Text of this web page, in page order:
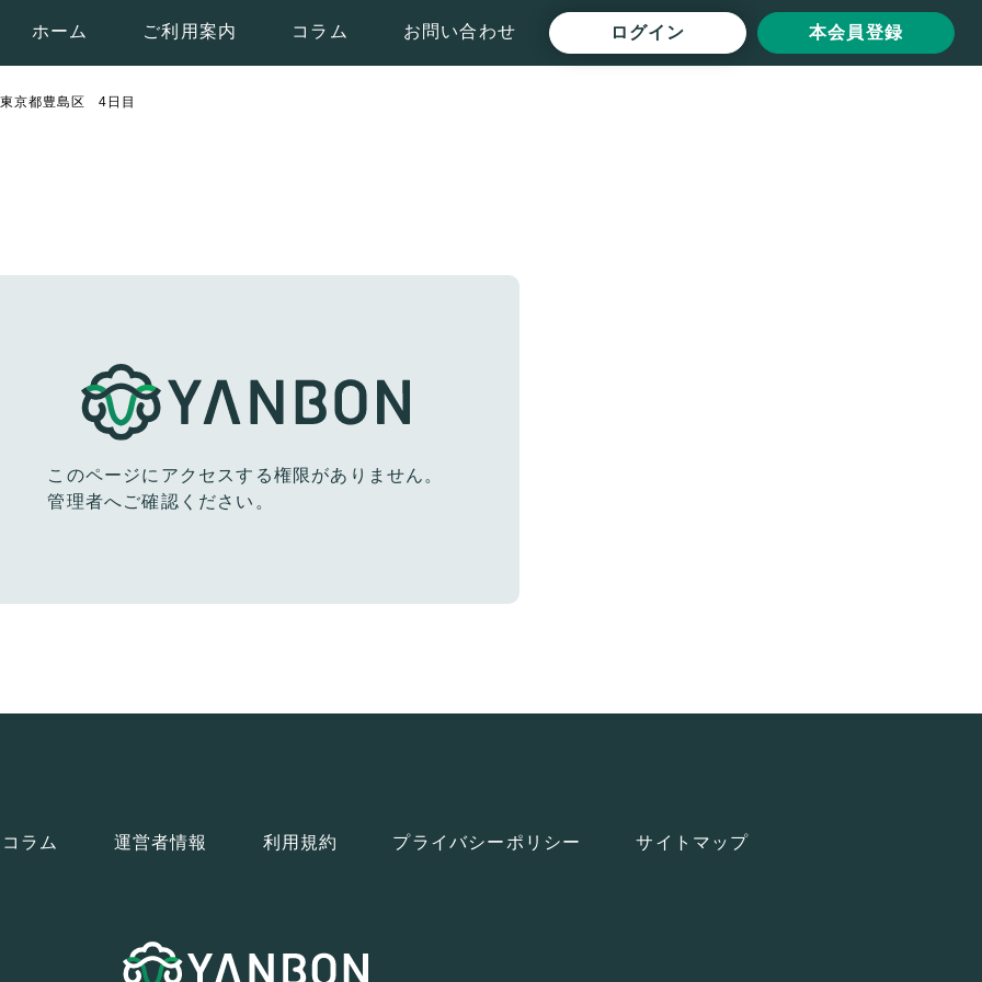
ホーム ご利用案内 コラム お問い合わせ ログイン 本会員登録
京都豊島区 4日目
このページにアクセスする権限がありません。
管理者へご確認ください。
コラム 運営者情報 利用規約 プライバシーポリシー サイトマップ